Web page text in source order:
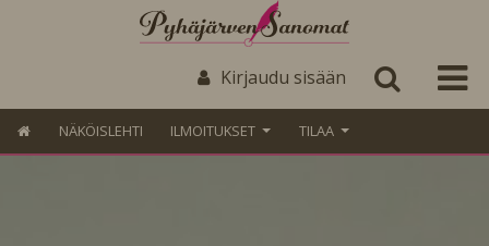
Kirjaudu sisään
NÄKÖISLEHTI ILMOITUKSET TILAA